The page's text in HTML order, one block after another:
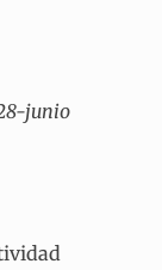
junio